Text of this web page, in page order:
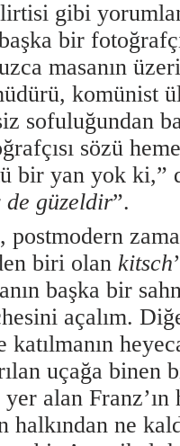
gibi
bir
masanın
komünist
sofuluğundan
sözü
bir yan yok ki,”
de güzeldir”.
postmodern
biri olan kitsch
başka bir
açalım.
uçağa binen
yer alan
halkından ne